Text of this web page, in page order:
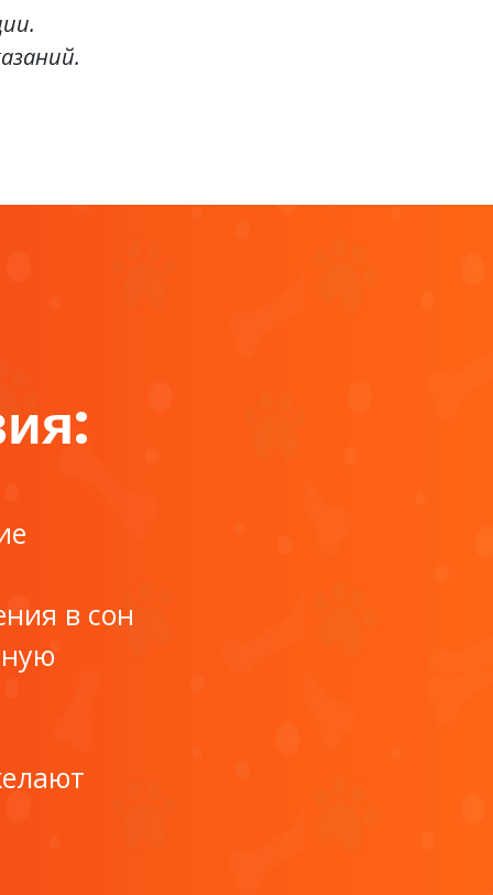
в сон